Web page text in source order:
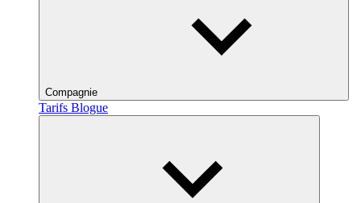
Compagnie
Tarifs Blogue